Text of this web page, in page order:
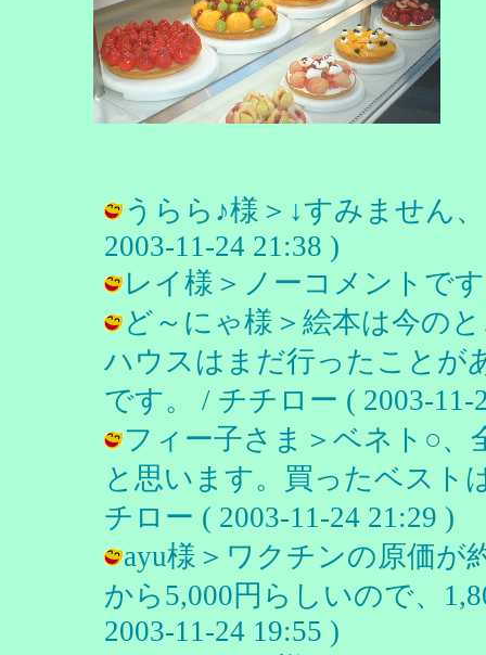
うらら♪様＞↓すみません
2003-11-24 21:38 )
レイ様＞ノーコメントで
ど～にゃ様＞絵本は今の
ハウスはまだ行ったことが
です。 / チチロー ( 2003-11-
フィー子さま＞ベネト○、
と思います。買ったベスト
チロー ( 2003-11-24 21:29 )
ayu様＞ワクチンの原価が
から5,000円らしいので、
2003-11-24 19:55 )